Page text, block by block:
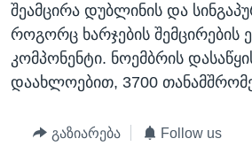
შეამცირა დუბლინის და
როგორც ხარჯების შემცირების
კომპონენტი. ნოემბრის
დაახლოებით, 3700
გაზიარება Follow us